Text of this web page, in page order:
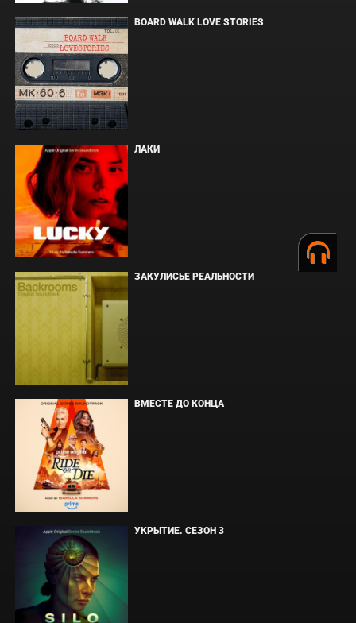
BOARD WALK LOVE STORIES
ЛАКИ
ЗАКУЛИСЬЕ РЕАЛЬНОСТИ
ВМЕСТЕ ДО КОНЦА
УКРЫТИЕ. СЕЗОН 3